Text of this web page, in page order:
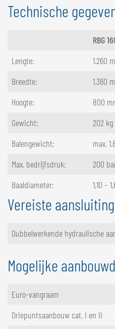
Technische
RBG
Lengte:
1.260
Breedte:
1.360
Hoogte:
800
Gewicht:
202 kg
Balengewicht:
max.
Max. bedrijfsdruk:
200
Baaldiameter:
1,10 –
Vereiste
Dubbelwerkende hydraulische
Mogelijke
Euro-vangraam
Driepuntsaanbouw cat. I en II